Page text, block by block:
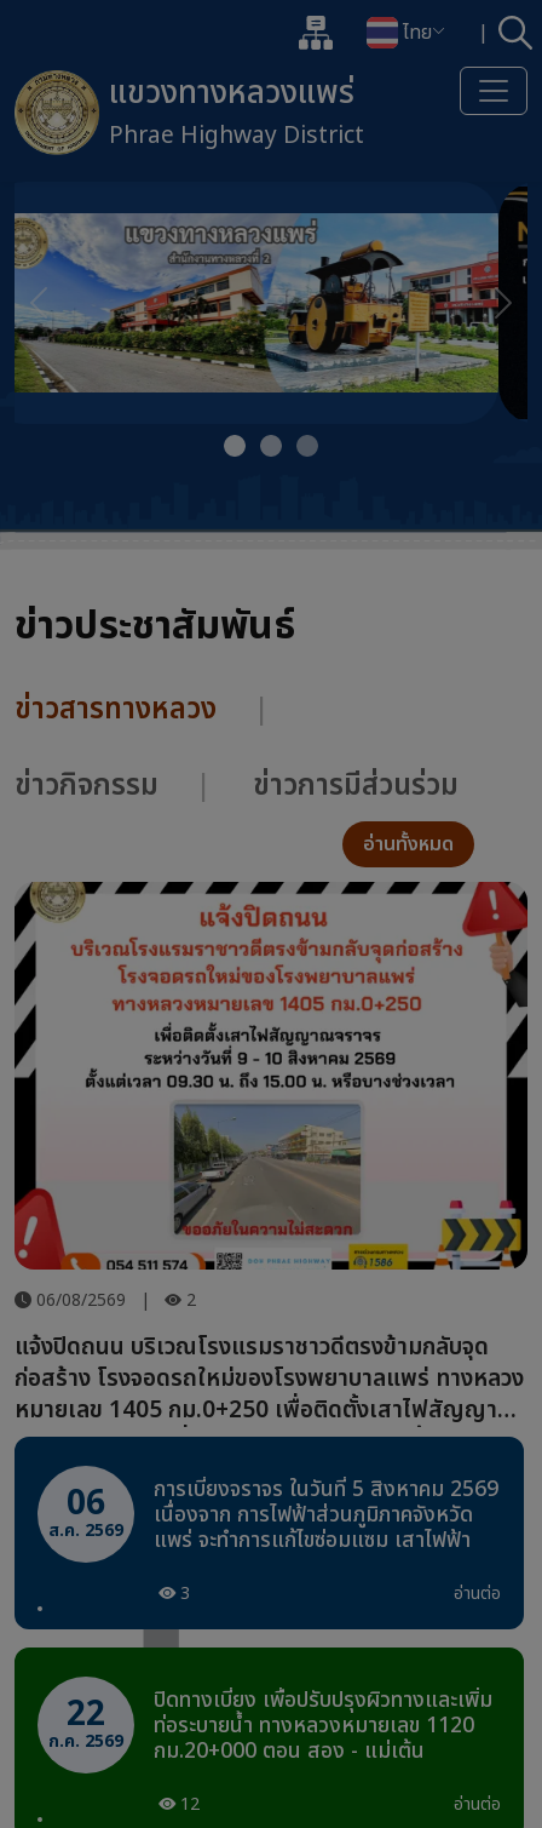
แผนผังเว็บไซต์
เปลี่ยนภาษา
ไทย | ค้
เปิดกล่องค้นหาข้อมูลหลักของเ
แขวงทางหลวงแพร่
Phrae Highway District
ข่าวประชาสัมพันธ์
ข่าวสารทางหลวง
ข่าวกิจกรรม
ข่าวการมีส่วนร่วม
อ่านทั้งหมด
06/08/2569 | 2
แจ้งปิดถนน บริเวณโรงแรมราชาวดีตรงข้ามกลับจุด
ก่อสร้าง โรงจอดรถใหม่ของโรงพยาบาลแพร่ ทางหลวง
หมายเลข 1405 กม.0+250 เพื่อติดตั้งเสาไฟสัญญาณ
จราจร ระหว่างวันที่ 9 - 10 สิงหาคม 2569 ตั้งแต่เวลา
09.30 น. ถึง 15.00 น. หรือบางช่วงเวลา ขออภัยใน
ความไม่สะดวก
06
ส.ค. 2569
การเบี่ยงจราจร ในวันที่ 5 สิงหาคม 2569
เนื่องจาก การไฟฟ้าส่วนภูมิภาคจังหวัด
แพร่ จะทำการแก้ไขซ่อมแซม เสาไฟฟ้า
3 อ่านต่อ
22
ก.ค. 2569
ปิดทางเบี่ยง เพื่อปรับปรุงผิวทางและเพิ่ม
ท่อระบายน้ำ ทางหลวงหมายเลข 1120
กม.20+000 ตอน สอง - แม่เต้น
12 อ่านต่อ